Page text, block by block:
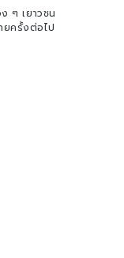
ๆ เยาวชน
ยครั้งต่อไป